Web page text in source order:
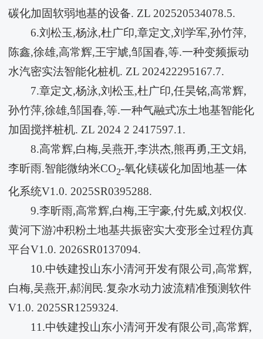
碳化加固软弱地基的设备. ZL 202520534078.5.
6.刘松玉,杨泳,杜广印,章定文,刘学军,孙竹萍,
陈鑫,徐雄,高常辉,王宇虓,邹国春,等.一种变频振动
水汽密实法智能化桩机. ZL 202422295167.7.
7.章定文,杨泳,刘松玉,杜广印,任昊铭,高常辉,
孙竹萍,徐雄,邹国春,等.一种气融式冻土地基智能化
加固搅拌桩机. ZL 2024 2 2417597.1.
8.高常辉,白梅,吴燕开,李洪杰,熊再勇,王文娟,
李昕雨.智能微纳米CO2-氧化镁碳化加固地基一体
化系统V1.0. 2025SR0395288.
9.李昕雨,高常辉,白梅,王宇豪,付先威,刘权仪.
黄河下游冲积粉土地基共振密实大变形全过程仿真
平台V1.0. 2026SR0137094.
10.中铁建投山东小清河开发有限公司,高常辉,
白梅,吴燕开,郝润民.复杂水动力波流精准预测软件
V1.0. 2025SR1259324.
11.中铁建投山东小清河开发有限公司,高常辉,